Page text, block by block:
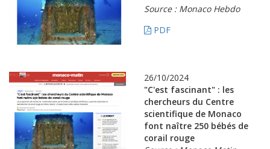
Source : Monaco Hebdo
PDF
26/10/2024
"C'est fascinant" : les
chercheurs du Centre
scientifique de Monaco
font naître 250 bébés de
corail rouge